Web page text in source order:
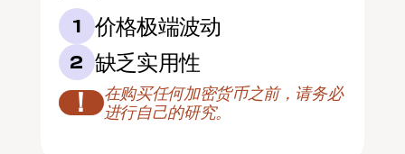
1 价格极端波动
2 缺乏实用性
！
在购买任何加密货币之前，请务必
进行自己的研究。